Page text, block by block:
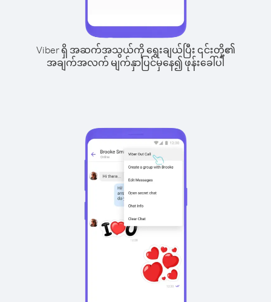
Viber ရှိ အဆက်အသွယ်ကို ရွေးချယ်ပြီး ၎င်းတို့၏
အချက်အလက် မျက်နှာပြင်မှနေ၍ ဖုန်းခေါ်ပါ